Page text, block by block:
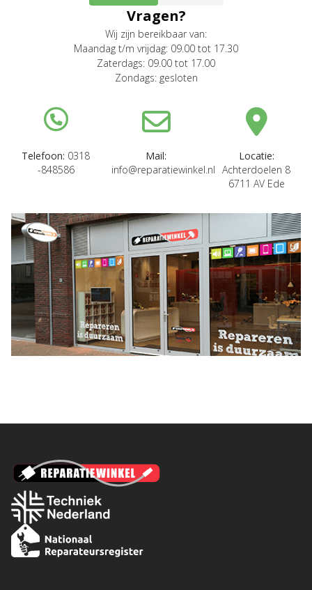
Vragen?
Wij zijn bereikbaar van:
Maandag t/m vrijdag: 09.00 tot 17.30
Zaterdags: 09.00 tot 17.00
Zondags: gesloten
Telefoon: 0318
-848586
Mail:
info@reparatiewinkel.nl
Locatie:
Achterdoelen 8
6711 AV Ede